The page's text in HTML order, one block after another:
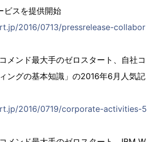
ビスを提供開始
2016/0713/pressrelease-collabor
メンド最大手のゼロスタート、自社コ
ングの基本知識」の2016年6月人気記
2016/0719/corporate-activities-5